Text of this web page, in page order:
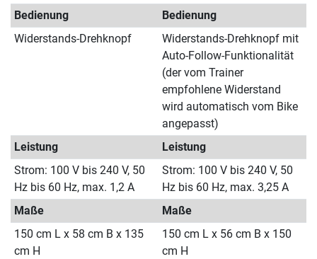
Bedienung
Bedienung
Widerstands-Drehknopf
Widerstands-Drehknopf mit
Auto-Follow-Funktionalität
(der vom Trainer
empfohlene Widerstand
wird automatisch vom Bike
angepasst)
Leistung
Leistung
Strom: 100 V bis 240 V, 50
Hz bis 60 Hz, max. 1,2 A
Strom: 100 V bis 240 V, 50
Hz bis 60 Hz, max. 3,25 A
Maße
Maße
150 cm L x 58 cm B x 135
cm H
150 cm L x 56 cm B x 150
cm H